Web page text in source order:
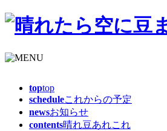
toptop
scheduleこれからの予定
newsお知らせ
contents晴れ豆あれこれ